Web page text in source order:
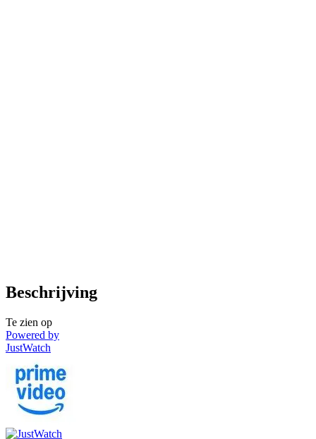
Beschrijving
Te zien op
Powered by
JustWatch